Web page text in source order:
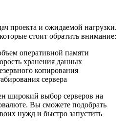
проекта и ожидаемой нагрузки.
стоит обратить внимание:
оперативной памяти
хранения данных
копирования
сервера
широкий выбор серверов на
Вы сможете подобрать
нужд и быстро запустить